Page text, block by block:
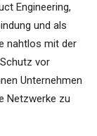
Engineering,
und als
nahtlos mit der
vor
Unternehmen
Netzwerke zu